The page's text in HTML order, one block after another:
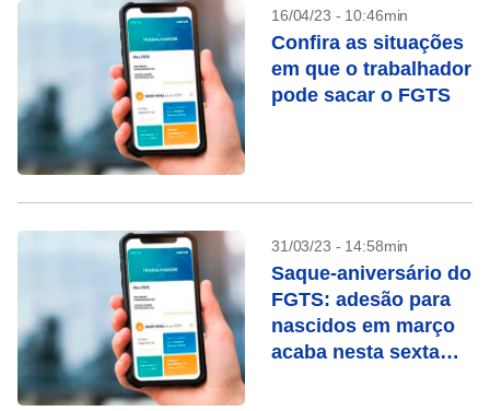
16/04/23 - 10:46min
Confira as situações
em que o trabalhador
pode sacar o FGTS
31/03/23 - 14:58min
Saque-aniversário do
FGTS: adesão para
nascidos em março
acaba nesta sexta